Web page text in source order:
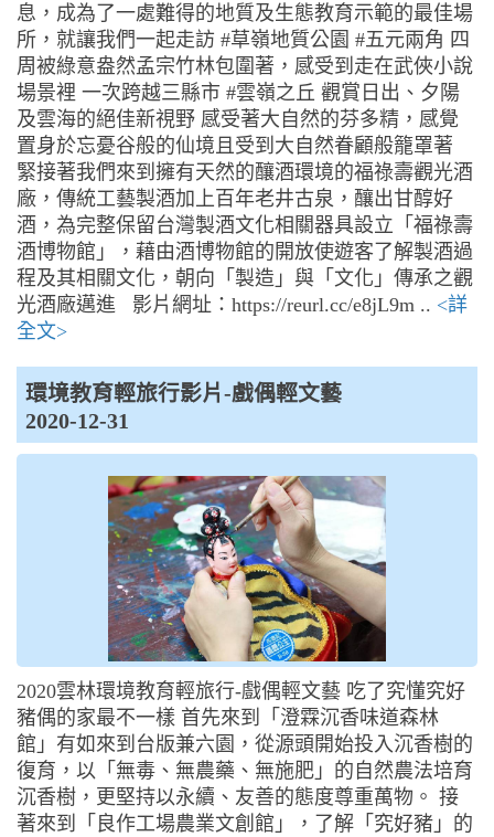
息，成為了一處難得的地質及生態教育示範的最佳場
所，就讓我們一起走訪 #草嶺地質公園 #五元兩角 四
周被綠意盎然孟宗竹林包圍著，感受到走在武俠小說
場景裡 一次跨越三縣市 #雲嶺之丘 觀賞日出、夕陽
及雲海的絕佳新視野 感受著大自然的芬多精，感覺
置身於忘憂谷般的仙境且受到大自然眷顧般籠罩著
緊接著我們來到擁有天然的釀酒環境的福祿壽觀光酒
廠，傳統工藝製酒加上百年老井古泉，釀出甘醇好
酒，為完整保留台灣製酒文化相關器具設立「福祿壽
酒博物館」，藉由酒博物館的開放使遊客了解製酒過
程及其相關文化，朝向「製造」與「文化」傳承之觀
光酒廠邁進 影片網址：https://reurl.cc/e8jL9m .. <詳
全文>
環境教育輕旅行影片-戲偶輕文藝
2020-12-31
2020雲林環境教育輕旅行-戲偶輕文藝 吃了究懂究好
豬偶的家最不一樣 首先來到「澄霖沉香味道森林
館」有如來到台版兼六園，從源頭開始投入沉香樹的
復育，以「無毒、無農藥、無施肥」的自然農法培育
沉香樹，更堅持以永續、友善的態度尊重萬物。 接
著來到「良作工場農業文創館」，了解「究好豬」的